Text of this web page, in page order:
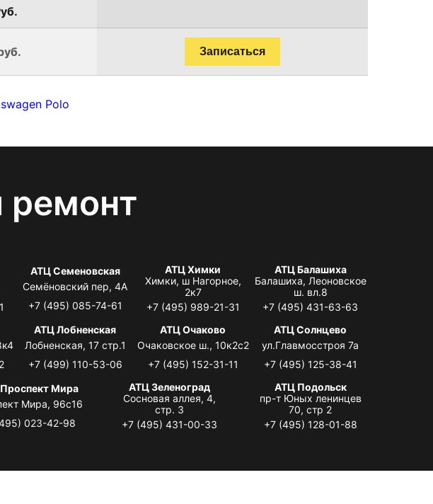
Записаться
Polo
ремонт
АТЦ Семеновская
Семёновский пер, 4А
+7 (495) 085-74-61
АТЦ Химки
Химки, ш Нагорное,
2к7
+7 (495) 989-21-31
АТЦ Балашиха
Балашиха, Леоновское
ш. вл.8
+7 (495) 431-63-63
АТЦ Лобненская
Лобненская, 17 стр.1
+7 (499) 110-53-06
АТЦ Очаково
Очаковское ш., 10к2с2
+7 (495) 152-31-11
АТЦ Солнцево
ул.Главмосстроя 7а
+7 (495) 125-38-41
Мира
Мира, 96с16
023-42-98
АТЦ Зеленоград
Сосновая аллея, 4,
стр. 3
+7 (495) 431-00-33
АТЦ Подольск
пр-т Юных ленинцев
70, стр 2
+7 (495) 128-01-88